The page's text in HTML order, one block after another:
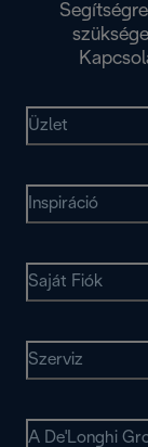
Üzlet
Inspiráció
Saját Fiók
Szerviz
A De'Longhi